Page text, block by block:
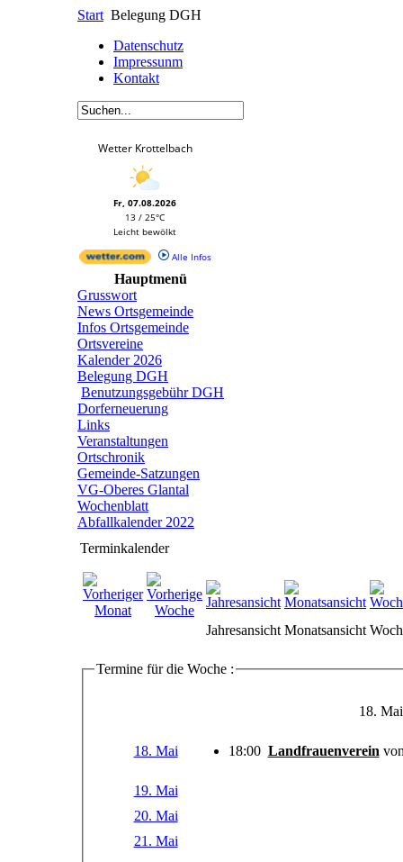
Start Belegung DGH
Datenschutz
Impressunm
Kontakt
Wetter Krottelbach
Fr, 07.08.2026
13 / 25°C
Leicht bewölkt
Alle Infos
Hauptmenü
Grusswort
News Ortsgemeinde
Infos Ortsgemeinde
Ortsvereine
Kalender 2026
Belegung DGH
Benutzungsgebühr DGH
Dorferneuerung
Links
Veranstaltungen
Ortschronik
Gemeinde-Satzungen
VG-Oberes Glantal
Wochenblatt
Abfallkalender 2022
Terminkalender
Jahresansicht Monatsansicht
Termine für die Woche :
18.
18. Mai 18:00 Landfrauenverein
19. Mai
20. Mai
21. Mai